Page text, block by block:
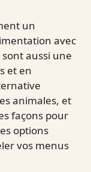
un
avec
aussi une
et en
animales, et
façons pour
options
vos menus